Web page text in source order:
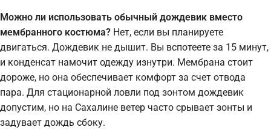
Можно ли использовать обычный дождевик вместо
мембранного костюма? Нет, если вы планируете
двигаться. Дождевик не дышит. Вы вспотеете за 15 минут,
и конденсат намочит одежду изнутри. Мембрана стоит
дороже, но она обеспечивает комфорт за счет отвода
пара. Для стационарной ловли под зонтом дождевик
допустим, но на Сахалине ветер часто срывает зонты и
задувает дождь сбоку.